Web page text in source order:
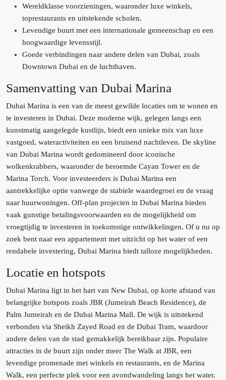
Wereldklasse voorzieningen, waaronder luxe winkels,
toprestaurants en uitstekende scholen.
Levendige buurt met een internationale gemeenschap en een
hoogwaardige levensstijl.
Goede verbindingen naar andere delen van Dubai, zoals
Downtown Dubai en de luchthaven.
Samenvatting van Dubai Marina
Dubai Marina is een van de meest gewilde locaties om te wonen en
te investeren in Dubai. Deze moderne wijk, gelegen langs een
kunstmatig aangelegde kustlijn, biedt een unieke mix van luxe
vastgoed, wateractiviteiten en een bruisend nachtleven. De skyline
van Dubai Marina wordt gedomineerd door iconische
wolkenkrabbers, waaronder de beroemde Cayan Tower en de
Marina Torch. Voor investeerders is Dubai Marina een
aantrekkelijke optie vanwege de stabiele waardegroei en de vraag
naar huurwoningen. Off-plan projecten in Dubai Marina bieden
vaak gunstige betalingsvoorwaarden en de mogelijkheid om
vroegtijdig te investeren in toekomstige ontwikkelingen. Of u nu op
zoek bent naar een appartement met uitzicht op het water of een
rendabele investering, Dubai Marina biedt talloze mogelijkheden.
Locatie en hotspots
Dubai Marina ligt in het hart van New Dubai, op korte afstand van
belangrijke hotspots zoals JBR (Jumeirah Beach Residence), de
Palm Jumeirah en de Dubai Marina Mall. De wijk is uitstekend
verbonden via Sheikh Zayed Road en de Dubai Tram, waardoor
andere delen van de stad gemakkelijk bereikbaar zijn. Populaire
attracties in de buurt zijn onder meer The Walk at JBR, een
levendige promenade met winkels en restaurants, en de Marina
Walk, een perfecte plek voor een avondwandeling langs het water.